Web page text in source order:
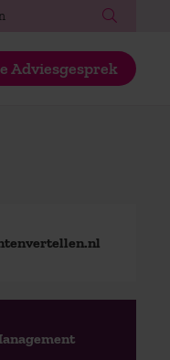
Adviesgesprek